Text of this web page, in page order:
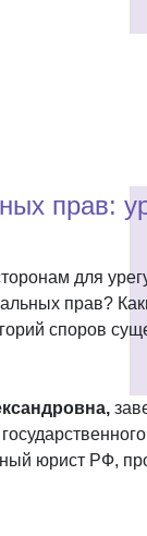
прав:
для
прав?
споров
юрист РФ,